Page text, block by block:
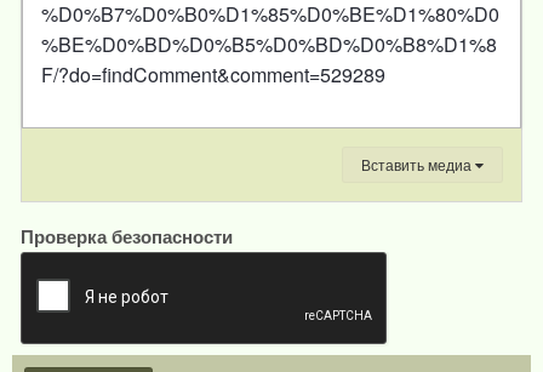
%D0%B7%D0%B0%D1%85%D0%BE%D1%80%D0
%BE%D0%BD%D0%B5%D0%BD%D0%B8%D1%8
F/?do=findComment&comment=529289
Вставить медиа
Проверка безопасности